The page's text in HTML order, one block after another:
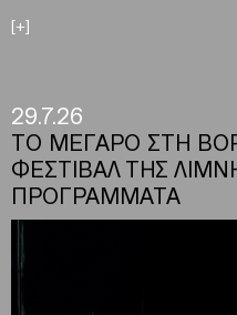
[+]
29.7.26
ΤΟ ΜΕΓΑΡΟ ΣΤΗ
ΦΕΣΤΙΒΑΛ ΤΗΣ
ΠΡΟΓΡΑΜΜΑΤΑ